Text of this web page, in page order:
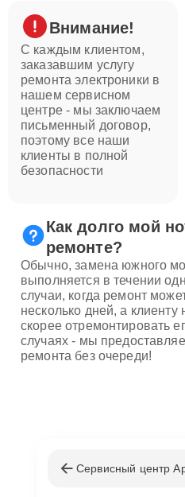
Внимание!
С каждым клиентом,
заказавшим услугу
ремонта электроники в
нашем сервисном
центре - мы заключаем
письменный договор,
поэтому все наши
клиенты в полной
безопасности
Как долго мой
ремонте?
Обычно, замена южного
выполняется в течении
случаи, когда ремонт
несколько дней, а
скорее отремонтировать
случаях - мы
ремонта без очереди!
Сервисный центр